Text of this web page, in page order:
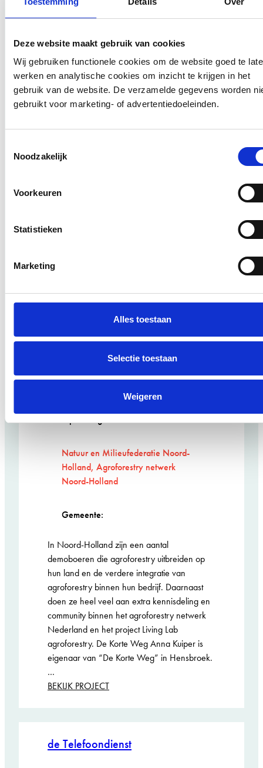
Deze website maakt gebruik van cookies
Wij gebruiken functionele cookies om de website goed te
werken en analytische cookies om inzicht te krijgen in het
gebruik van de website. De verzamelde gegevens worden
gebruikt voor marketing- of advertentiedoeleinden.
Noodzakelijk
Voorkeuren
Statistieken
Marketing
Alles toestaan
Selectie toestaan
Weigeren
Stichting Samenwonen-Samenleven,
Gemeente Amsterdam
Gemeente:
Amsterdam
Decennialang worstelt de Wildemanbuurt met
een stapeling van sociale problemen. In een
gecoördineerde inspanning om het tij te
wijk waar de problemen zich opstapelen. Om
Agroforestry Living Lab
Ontwerper/beleidsmaker:
Natuur en Milieufederatie Noord-
Holland, Agroforestry netwerk
Noord-Holland
Gemeente:
In Noord-Holland zijn een aantal
demoboeren die agroforestry uitbreiden op
hun land en de verdere integratie van
agroforestry binnen hun bedrijf. Daarnaast
doen ze heel veel aan extra kennisdeling en
community binnen het agroforestry netwerk
Nederland en het project Living Lab
agroforestry. De Korte Weg Anna Kuiper is
eigenaar van “De Korte Weg” in Hensbroek.
…
BEKIJK PROJECT:
Demoboeren
de Telefoondienst